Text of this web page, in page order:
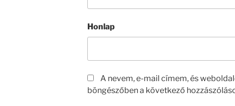
Honlap
A nevem, e-mail címem, és
böngészőben a következő